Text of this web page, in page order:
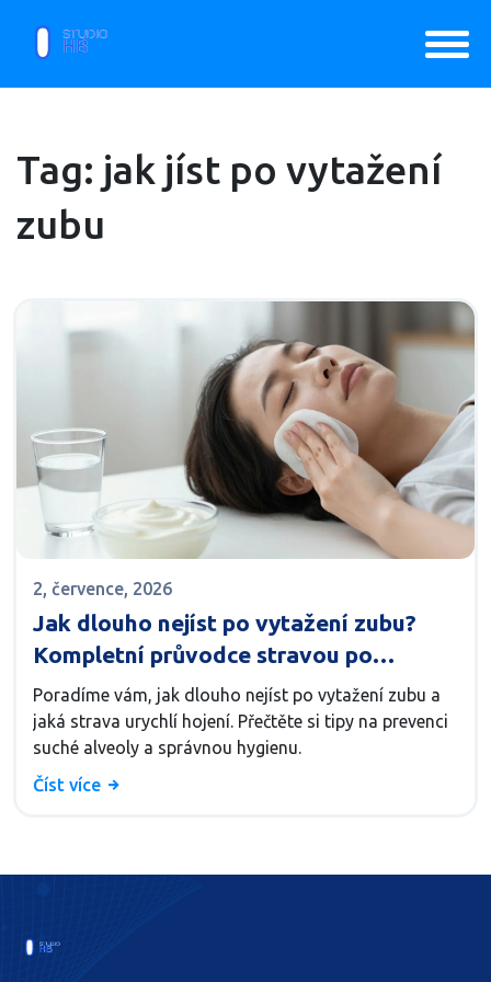
Tag: jak jíst po vytažení
zubu
2, července, 2026
Jak dlouho nejíst po vytažení zubu?
Kompletní průvodce stravou po
extrakci
Poradíme vám, jak dlouho nejíst po vytažení zubu a
jaká strava urychlí hojení. Přečtěte si tipy na prevenci
suché alveoly a správnou hygienu.
Číst více